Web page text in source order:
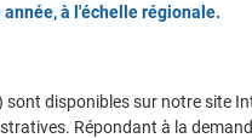
à l'échelle régionale.
disponibles sur notre site
Répondant à la